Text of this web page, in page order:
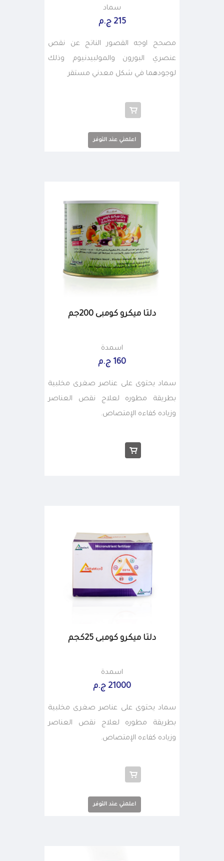
سماد
215 ج.م
مصحح اوجه القصور الناتج عن نقص
عنصري البورون والمولبيدنيوم وذلك
لوجودهما في شكل معدني مستقر
اعلمني عند التوفر
دلتا ميكرو كومبى 200جم
اسمدة
160 ج.م
سماد يحتوى على عناصر صغرى مخلبية
بطريقة مطوره لعلاج نقص العناصر
وزياده كفاءه الإمتصاص.
دلتا ميكرو كومبى 25كجم
اسمدة
21000 ج.م
سماد يحتوى على عناصر صغرى مخلبية
بطريقة مطوره لعلاج نقص العناصر
وزياده كفاءه الإمتصاص.
اعلمني عند التوفر